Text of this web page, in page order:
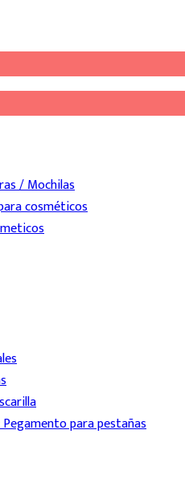
/ Mochilas
cosméticos
para pestañas